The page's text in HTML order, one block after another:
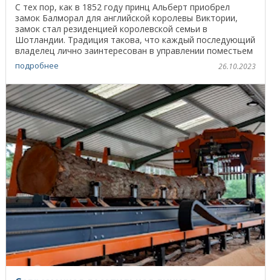
С тех пор, как в 1852 году принц Альберт приобрел
замок Балморал для английской королевы Виктории,
замок стал резиденцией королевской семьи в
Шотландии. Традиция такова, что каждый последующий
владелец лично заинтересован в управлении поместьем
подробнее 26.10.2023